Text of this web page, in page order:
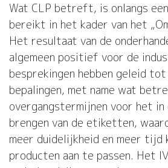
Wat CLP betreft, is onlangs
bereikt in het kader van het
Het resultaat van de
algemeen positief voor de
besprekingen hebben geleid
bepalingen, met name wat
overgangstermijnen voor het in
brengen van de etiketten,
meer duidelijkheid en meer tijd
producten aan te passen. Het